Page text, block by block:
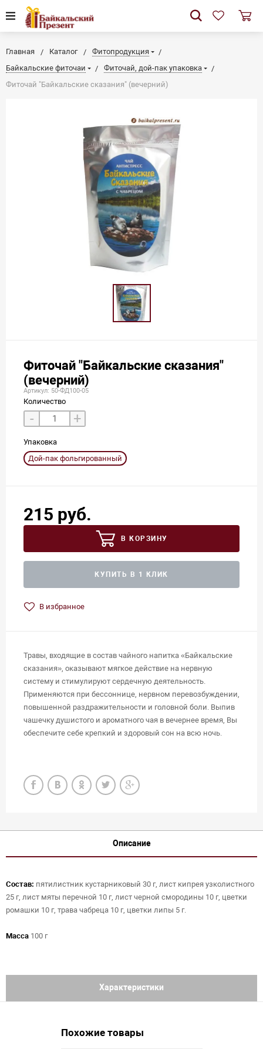
Главная Каталог
Фитопродукция
Байкальские фиточаи
Фиточай, дой-пак упаковка
Фиточай "Байкальские сказания" (вечерний)
Фиточай "Байкальские сказания"
(вечерний)
Артикул: 50-ФД100-05
Количество
- +
Упаковка
Дой-пак фольгированный
215 руб.
В КОРЗИНУ
КУПИТЬ В 1 КЛИК
В избранное
Травы, входящие в состав чайного напитка «Байкальские
сказания», оказывают мягкое действие на нервную
систему и стимулируют сердечную деятельность.
Применяются при бессоннице, нервном перевозбуждении,
повышенной раздражительности и головной боли. Выпив
чашечку душистого и ароматного чая в вечернее время, Вы
обеспечите себе крепкий и здоровый сон на всю ночь.
Описание
Состав: пятилистник кустарниковый 30 г, лист кипрея узколистного
25 г, лист мяты перечной 10 г, лист черной смородины 10 г, цветки
ромашки 10 г, трава чабреца 10 г, цветки липы 5 г.
Масса 100 г
Характеристики
Похожие товары